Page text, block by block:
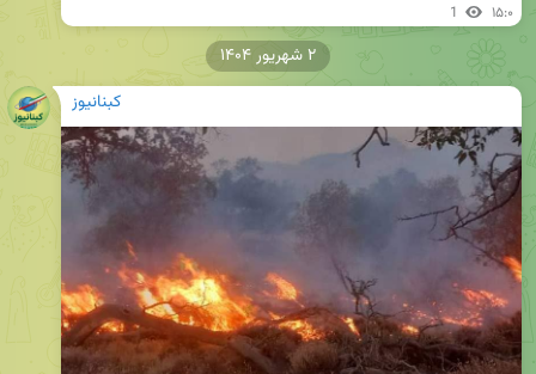
1 ۱۵:۰
کبنانیوز
۲ شهریور ۱۴۰۴